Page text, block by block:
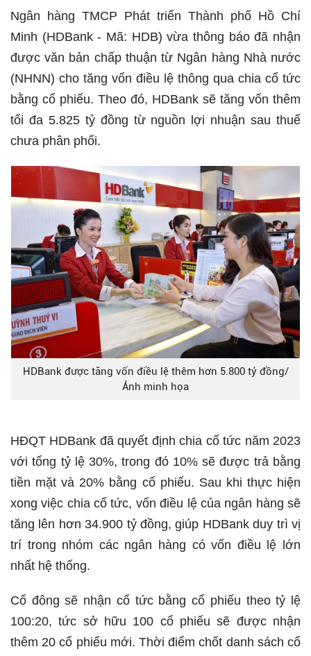
Ngân hàng TMCP Phát triển Thành phố Hồ Chí
Minh (HDBank - Mã: HDB) vừa thông báo đã nhận
được văn bản chấp thuận từ Ngân hàng Nhà nước
(NHNN) cho tăng vốn điều lệ thông qua chia cổ tức
bằng cổ phiếu. Theo đó, HDBank sẽ tăng vốn thêm
tối đa 5.825 tỷ đồng từ nguồn lợi nhuận sau thuế
chưa phân phối.
HDBank được tăng vốn điều lệ thêm hơn 5.800 tỷ đồng/
Ảnh minh họa
HĐQT HDBank đã quyết định chia cổ tức năm 2023
với tổng tỷ lệ 30%, trong đó 10% sẽ được trả bằng
tiền mặt và 20% bằng cổ phiếu. Sau khi thực hiện
xong việc chia cổ tức, vốn điều lệ của ngân hàng sẽ
tăng lên hơn 34.900 tỷ đồng, giúp HDBank duy trì vị
trí trong nhóm các ngân hàng có vốn điều lệ lớn
nhất hệ thống.
Cổ đông sẽ nhận cổ tức bằng cổ phiếu theo tỷ lệ
100:20, tức sở hữu 100 cổ phiếu sẽ được nhận
thêm 20 cổ phiếu mới. Thời điểm chốt danh sách cổ